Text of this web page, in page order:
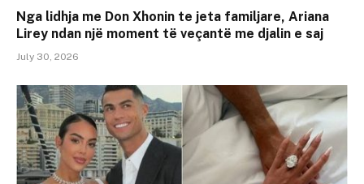
Nga lidhja me Don Xhonin te jeta familjare, Ariana
Lirey ndan një moment të veçantë me djalin e saj
July 30, 2026